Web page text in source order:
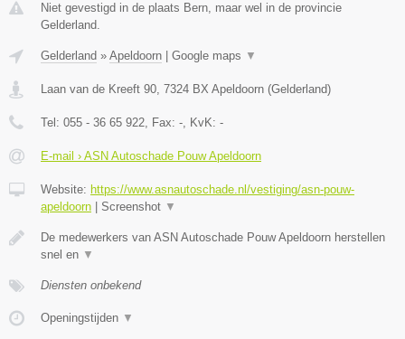
Niet gevestigd in de plaats Bern, maar wel in de provincie
Gelderland.
Gelderland » Apeldoorn Google maps ▼
Laan van de Kreeft 90, 7324 BX Apeldoorn (Gelderland)
Tel: 055 - 36 65 922, Fax: -, KvK: -
E-mail › ASN Autoschade Pouw Apeldoorn
Website: https://www.asnautoschade.nl/vestiging/asn-pouw-
apeldoorn
Screenshot ▼
De medewerkers van ASN Autoschade Pouw Apeldoorn herstellen
snel en ▼
Diensten onbekend
Openingstijden ▼